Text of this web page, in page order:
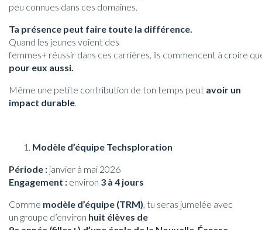
peu connues dans ces domaines.
Ta présence peut faire toute la différence.
Quand les jeunes voient des
femmes+ réussir dans ces carrières, ils commencent à croire
pour eux aussi.
Même une petite contribution de ton temps peut avoir un
impact durable.
Modèle d’équipe Techsploration
Période : janvier à mai 2026
Engagement : environ 3 à 4 jours
Comme modèle d’équipe (TRM), tu seras jumelée avec
un groupe d’environ huit élèves de